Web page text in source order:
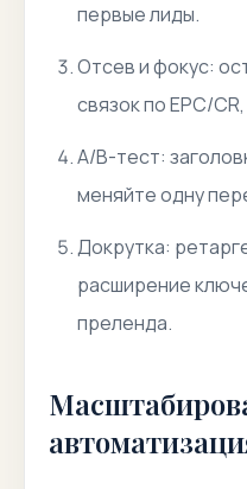
первые лиды.
Отсев и фокус:
связок по EPC/
A/B-тест:
меняйте одну
Докрутка:
расширение
преленда.